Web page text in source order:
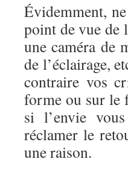
Évidemment,
point de vue de
une caméra de
de l’éclairage,
contraire vos
forme ou sur le
si l’envie
réclamer le
une raison.